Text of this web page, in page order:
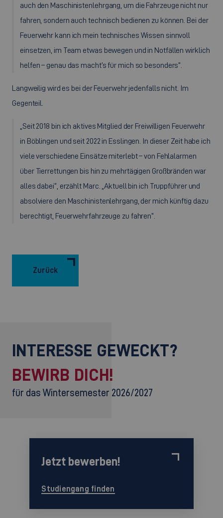
auch den Maschinistenlehrgang, um die Fahrzeuge nicht nur
fahren, sondern auch technisch bedienen zu können. Bei der
Feuerwehr kann ich mein technisches Wissen sinnvoll
einsetzen, im Team etwas bewegen und in Notfällen wirklich
helfen – genau das macht’s für mich so besonders“.
Langweilig wird es bei der Feuerwehr jedenfalls nicht. Im
Gegenteil.
„Seit 2018 bin ich aktives Mitglied der Freiwilligen Feuerwehr
in Böblingen und seit 2022 in Esslingen. In dieser Zeit habe ich
viele verschiedene Einsätze miterlebt – von Fehlalarmen
über Tierrettungen bis hin zu mehrtägigen Großbränden war
alles dabei“, erzählt Marc. „Aktuell bin ich Truppführer und
absolviere den Maschinistenlehrgang, der mich künftig dazu
berechtigt, Feuerwehrfahrzeuge zu fahren“.
Zurück
INTERESSE GEWECKT?
BEWIRB DICH!
für das Wintersemester 2026/2027
Jetzt bewerben!
Studiengang finden